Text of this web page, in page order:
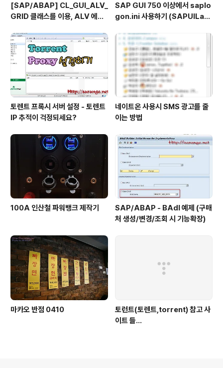
[SAP/ABAP] CL_GUI_ALV_
GRID 클래스를 이용, ALV 에서
SAP GUI 750 이상에서 saplo
gon.ini 사용하기 (SAPUILan
토렌트 프록시 서버 설정 - 토렌트
IP 추적이 걱정되세요?
네이트온 사용시 SMS 광고를 줄
이는 방법
100A 인산철 파워뱅크 제작기
SAP/ABAP - BAdI 예제 (구매
처 생성/변경/조회 시 기능확장)
마카오 반점 0410
토런트(토렌트,torrent) 참고 사
이트 들...